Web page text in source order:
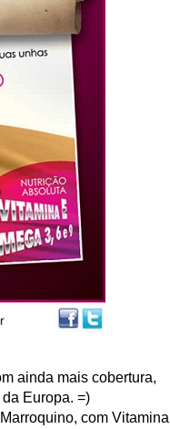
ainda mais cobertura,
Europa. =)
com Vitamina